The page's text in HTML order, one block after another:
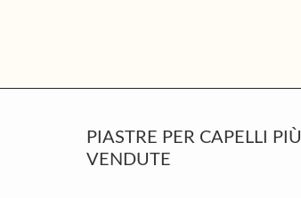
Primary
Sidebar
PIASTRE PER CAPELLI PIÙ
VENDUTE